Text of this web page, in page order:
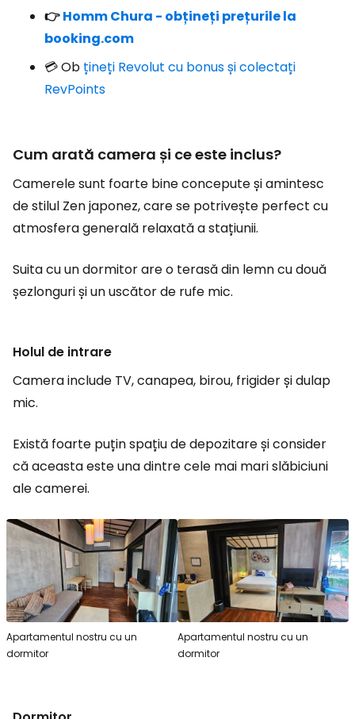
👉Homm Chura - obțineți prețurile la
booking.com
💳 Ob țineți Revolut cu bonus și colectați
RevPoints
Cum arată camera și ce este inclus?
Camerele sunt foarte bine concepute și amintesc
de stilul Zen japonez, care se potrivește perfect cu
atmosfera generală relaxată a stațiunii.
Suita cu un dormitor are o terasă din lemn cu două
șezlonguri și un uscător de rufe mic.
Holul de intrare
Camera include TV, canapea, birou, frigider și dulap
mic.
Există foarte puțin spațiu de depozitare și consider
că aceasta este una dintre cele mai mari slăbiciuni
ale camerei.
Apartamentul nostru cu un
dormitor
Apartamentul nostru cu un
dormitor